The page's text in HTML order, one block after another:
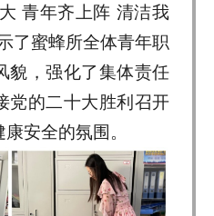
青年齐上阵 清洁我
了蜜蜂所全体青年职
貌，强化了集体责任
党的二十大胜利召开
安全的氛围。